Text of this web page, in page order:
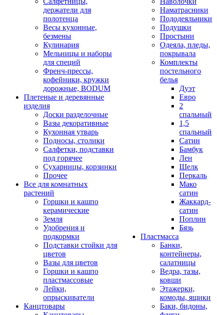
держатели для
полотенца
Весы кухонные,
безмены
Кулинария
Мельницы и наборы
для специй
Френч-прессы,
кофейники, кружки
дорожные, BODUM
Плетеные и деревянные
изделия
Доски разделочные
Вазы декоративные
Кухонная утварь
Подносы, столики
Салфетки, подставки
под горячее
Сухарницы, корзинки
Прочее
Все для комнатных
растений
Горшки и кашпо
керамические
Земля
Удобрения и
подкормки
Подставки стойки для
цветов
Вазы для цветов
Горшки и кашпо
пластмассовые
Лейки,
опрыскиватели
Канцтовары
Наматрасники
Пододеяльники
Подушки
Простыни
Одеяла, пледы,
покрывала
Комплекты
постельного
белья
Дуэт
Евро
2
спальный
1,5
спальный
Сатин
Бамбук
Лен
Шелк
Перкаль
Мако
сатин
Жаккард-
сатин
Поплин
Бязь
Пластмасса
Банки,
контейнеры,
салатницы
Ведра, тазы,
ковши
Этажерки,
комоды, ящики
Баки, бидоны,